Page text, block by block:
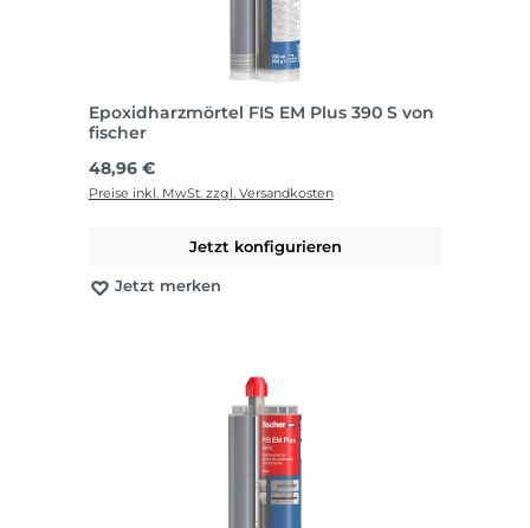
Epoxidharzmörtel FIS EM Plus 390 S von
fischer
Regulärer Preis:
48,96 €
Preise inkl. MwSt. zzgl. Versandkosten
Jetzt konfigurieren
Jetzt merken